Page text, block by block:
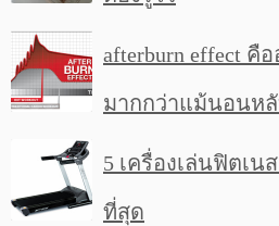
afterburn effect คื
มากกว่าแม้นอนห
5 เครื่องเล่นฟิตเ
ที่สุด